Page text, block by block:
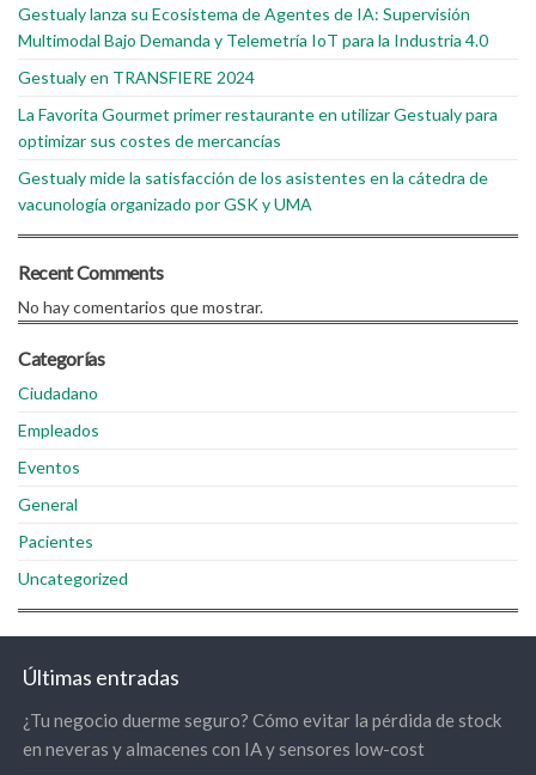
Gestualy lanza su Ecosistema de Agentes de IA: Supervisión
Multimodal Bajo Demanda y Telemetría IoT para la Industria 4.0
Gestualy en TRANSFIERE 2024
La Favorita Gourmet primer restaurante en utilizar Gestualy para
optimizar sus costes de mercancías
Gestualy mide la satisfacción de los asistentes en la cátedra de
vacunología organizado por GSK y UMA
Recent Comments
No hay comentarios que mostrar.
Categorías
Ciudadano
Empleados
Eventos
General
Pacientes
Uncategorized
Últimas entradas
¿Tu negocio duerme seguro? Cómo evitar la pérdida de stock
en neveras y almacenes con IA y sensores low-cost